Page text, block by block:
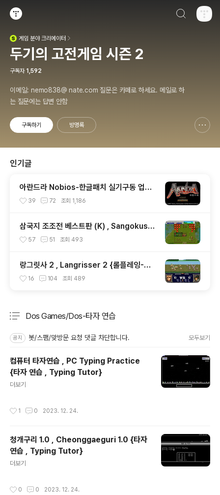
게임 분야 크리에이터
두기의 고전게임 시즌 2
구독자 1,592
이메일: nemo838@ nate.com 질문은 카페로 하세요. 메일로 하
는 질문에는 답변 안함
구독하기 방명록
인기글
아란드라 Nobios-한글패치 실기구동 업데
이트 (PS1)
39 72 조회 1,186
삼국지 조조전 베스트판 (K) , Sangokushi
Sousouden the Best (K) {롤플레잉-전
57 51 조회 493
랑그릿사 2 , Langrisser 2 {롤플레잉-전
략 , RPG-Strategy}
16 104 조회 489
Dos Games/Dos-타자 연습
공지 봇/스팸/맞방문 요청 댓글 차단합니다. 모두보기
컴퓨터 타자연습 , PC Typing Practice
{타자 연습 , Typing Tutor}
더보기
1 0 2023. 12. 24.
청개구리 1.0 , Cheonggaeguri 1.0 {타자
연습 , Typing Tutor}
더보기
0 0 2023. 12. 24.